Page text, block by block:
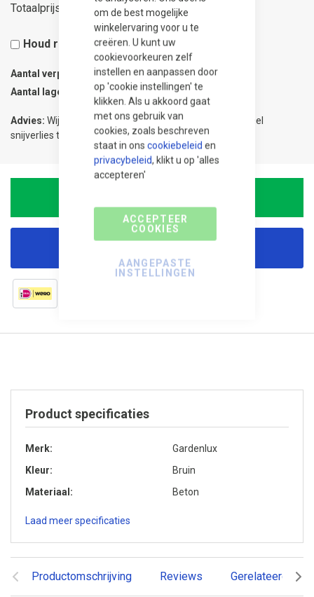
om de best mogelijke
winkelervaring voor u te
creëren. U kunt uw
cookievoorkeuren zelf
instellen en aanpassen door
op 'cookie instellingen' te
klikken. Als u akkoord gaat
met ons gebruik van
cookies, zoals beschreven
staat in ons cookiebeleid en
privacybeleid, klikt u op 'alles
accepteren'
ACCEPTEER
COOKIES
AANGEPASTE
INSTELLINGEN
Totaalprijs 8,50
Houd rekening met 5% snijverlies
Aantal verpakkingen 0.02
Aantal lagen
Advies: Wij adviseren 5% meer te bestellen om eventueel
snijverlies te compenseren.
Productomschrijving Reviews Gerelateerde
Product specificaties
Merk
Gardenlux
Kleur
Bruin
Materiaal
Beton
Laad meer specificaties